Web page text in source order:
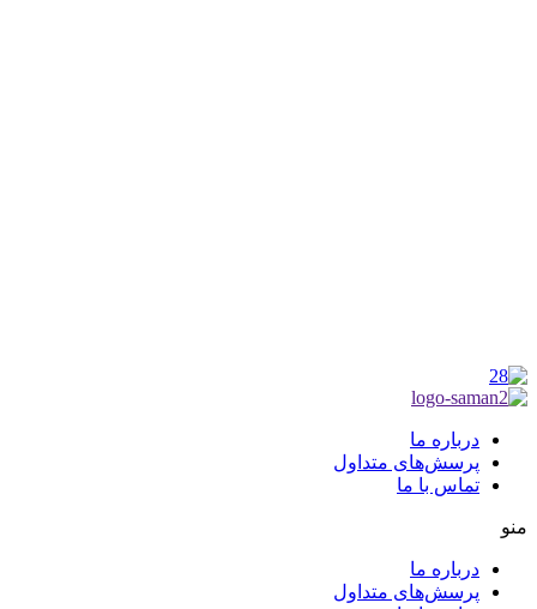
درباره ما
پرسش‌های متداول
تماس با ما
منو
درباره ما
پرسش‌های متداول